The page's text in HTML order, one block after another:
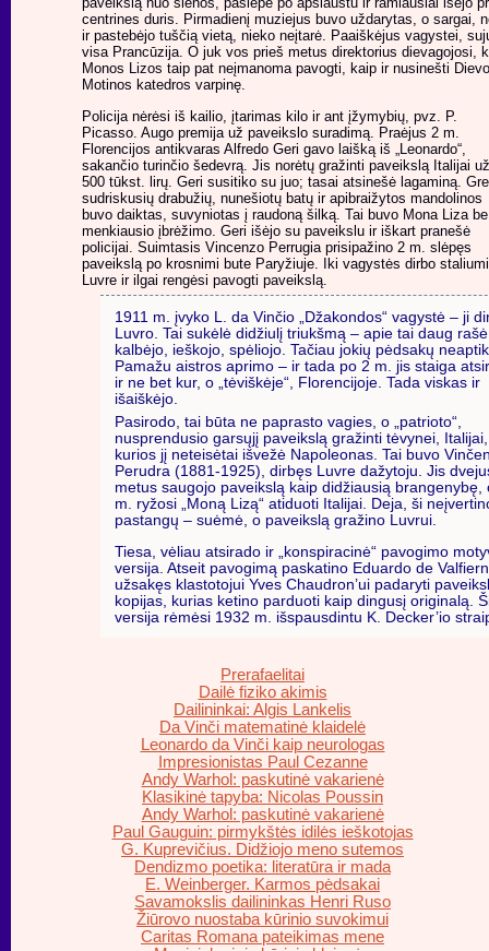
centrines duris. Pirmadienį muziejus buvo uždarytas, o sargai,
ir pastebėjo tuščią vietą, nieko neįtarė. Paaiškėjus vagystei,
visa Prancūzija. O juk vos prieš metus direktorius dievagojosi,
Monos Lizos taip pat neįmanoma pavogti, kaip ir nusinešti Dievo
Motinos katedros varpinę.
Policija nėrėsi iš kailio, įtarimas kilo ir ant įžymybių, pvz. P.
Picasso. Augo premija už paveikslo suradimą. Praėjus 2 m.
Florencijos antikvaras Alfredo Geri gavo laišką iš „Leonardo“,
sakančio turinčio šedevrą. Jis norėtų gražinti paveikslą Italijai už
500 tūkst. lirų. Geri susitiko su juo; tasai atsinešė lagaminą.
sudriskusių drabužių, nunešiotų batų ir apibraižytos mandolinos
buvo daiktas, suvyniotas į raudoną šilką. Tai buvo Mona Liza be
menkiausio įbrėžimo. Geri išėjo su paveikslu ir iškart pranešė
policijai. Suimtasis Vincenzo Perrugia prisipažino 2 m. slėpęs
paveikslą po krosnimi bute Paryžiuje. Iki vagystės dirbo staliumi
Luvre ir ilgai rengėsi pavogti paveikslą.
1911 m. įvyko L. da Vinčio „Džakondos“ vagystė – ji
Luvro. Tai sukėlė didžiulį triukšmą – apie tai daug
kalbėjo, ieškojo, spėliojo. Tačiau jokių pėdsakų
Pamažu aistros aprimo – ir tada po 2 m. jis staiga
ir ne bet kur, o „tėviškėje“, Florencijoje. Tada viskas ir
išaiškėjo.
Pasirodo, tai būta ne paprasto vagies, o „patrioto“,
nusprendusio garsųjį paveikslą gražinti tėvynei,
kurios jį neteisėtai išvežė Napoleonas. Tai buvo
Perudra (1881-1925), dirbęs Luvre dažytoju. Jis
metus saugojo paveikslą kaip didžiausią brangenybę,
m. ryžosi „Moną Lizą“ atiduoti Italijai. Deja, ši
pastangų – suėmė, o paveikslą gražino Luvrui.
Tiesa, vėliau atsirado ir „konspiracinė“ pavogimo
versija. Atseit pavogimą paskatino Eduardo de
užsakęs klastotojui Yves Chaudron’ui padaryti
kopijas, kurias ketino parduoti kaip dingusį originalą.
versija rėmėsi 1932 m. išspausdintu K. Decker’io
Prerafaelitai
Dailė fiziko akimis
Dailininkai: Algis Lankelis
Da Vinči matematinė klaidelė
Leonardo da Vinči kaip neurologas
Impresionistas Paul Cezanne
Andy Warhol: paskutinė vakarienė
Klasikinė tapyba: Nicolas Poussin
Andy Warhol: paskutinė vakarienė
Paul Gauguin: pirmykštės idilės ieškotojas
G. Kuprevičius. Didžiojo meno sutemos
Dendizmo poetika: literatūra ir mada
E. Weinberger. Karmos pėdsakai
Savamokslis dailininkas Henri Ruso
Žiūrovo nuostaba kūrinio suvokimui
Caritas Romana pateikimas mene